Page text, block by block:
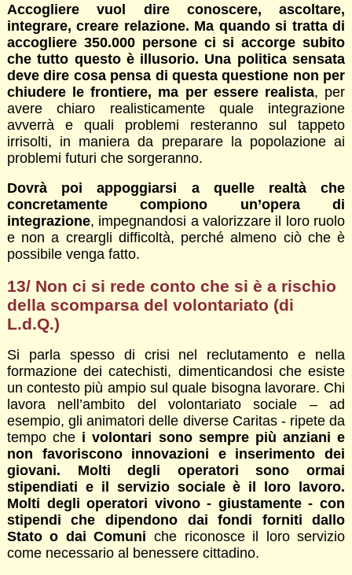
Accogliere vuol dire conoscere, ascoltare,
integrare, creare relazione. Ma quando si tratta di
accogliere 350.000 persone ci si accorge subito
che tutto questo è illusorio. Una politica sensata
deve dire cosa pensa di questa questione non per
chiudere le frontiere, ma per essere realista, per
avere chiaro realisticamente quale integrazione
avverrà e quali problemi resteranno sul tappeto
irrisolti, in maniera da preparare la popolazione ai
problemi futuri che sorgeranno.
Dovrà poi appoggiarsi a quelle realtà che
concretamente compiono un’opera di
integrazione, impegnandosi a valorizzare il loro ruolo
e non a creargli difficoltà, perché almeno ciò che è
possibile venga fatto.
13/ Non ci si rede conto che si è a rischio
della scomparsa del volontariato (di
L.d.Q.)
Si parla spesso di crisi nel reclutamento e nella
formazione dei catechisti, dimenticandosi che esiste
un contesto più ampio sul quale bisogna lavorare. Chi
lavora nell’ambito del volontariato sociale – ad
esempio, gli animatori delle diverse Caritas - ripete da
tempo che i volontari sono sempre più anziani e
non favoriscono innovazioni e inserimento dei
giovani. Molti degli operatori sono ormai
stipendiati e il servizio sociale è il loro lavoro.
Molti degli operatori vivono - giustamente - con
stipendi che dipendono dai fondi forniti dallo
Stato o dai Comuni che riconosce il loro servizio
come necessario al benessere cittadino.